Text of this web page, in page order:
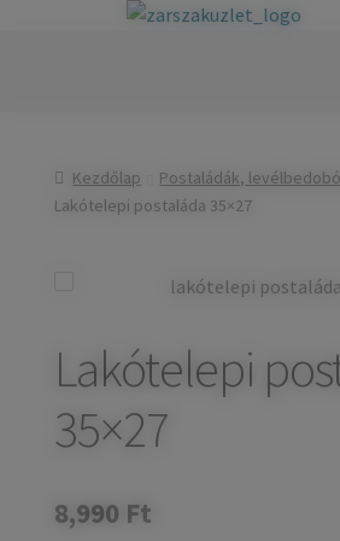
Okos zárak
Kilincsek és címek
Postaládák, levélbedobók
Kovácsoltvas termékek
Kezdőlap Postaládák,
Lakótelepi postaláda 35×27
Lakótelepi
35×27
8,990 Ft